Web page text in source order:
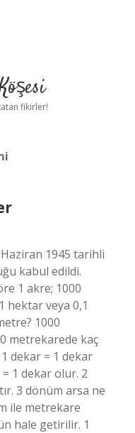
fikirler!
1945 tarihli
kabul edildi.
1 akre; 1000
hektar veya 0,1
1000
metrekarede kaç
dekar = 1 dekar
1 dekar olur. 2
3 dönüm arsa ne
ile metrekare
hale getirilir. 1